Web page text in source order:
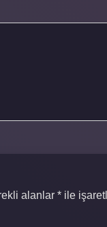
alanlar * ile